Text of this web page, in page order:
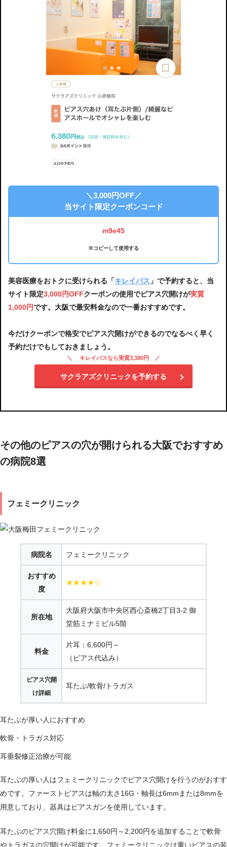
＼3,000円OFF／
当サイト限定クーポンコード
m9e45
※コピーして使用する
美容医療をおトクに受けられる「キレイパス 」で予約すると、当
サイト限定3,000円OFFクーポンの使用でピアス穴開けが実質
1,000円です。大阪で最安料金なので一番おすすめです。
今だけクーポンで格安でピアス穴開けができるのでなるべく早く
予約だけでもしておきましょう。
キレイパスなら実質3,380円
サクラアズクリニックを予約する
その他のピアスの穴が開けられる大阪でおすすめ
の病院8選
フェミークリニック
病院名 フェミークリニック
おすすめ
度
★★★★☆
所在地
大阪府大阪市中央区西心斎橋2丁目3-2 御
堂筋ミナミビル5階
料金
片耳：6,600円～
（ピアス代込み）
ピアス穴開
け詳細
耳たぶ/軟骨/トラガス
耳たぶが厚い人におすすめ
軟骨・トラガス対応
耳垂裂修正治療が可能
耳たぶの厚い人はフェミークリニックでピアス穴開けを行うのがおすす
めです。ファーストピアスは軸の太さ16G・軸長は6mmまたは8mmを
用意しており、器具はピアスガンを使用しています。
耳たぶのピアス穴開け料金に1,650円～2,200円を追加することで軟骨
やトラガスの穴開けが可能です。フェミークリニックは重いピアスの装